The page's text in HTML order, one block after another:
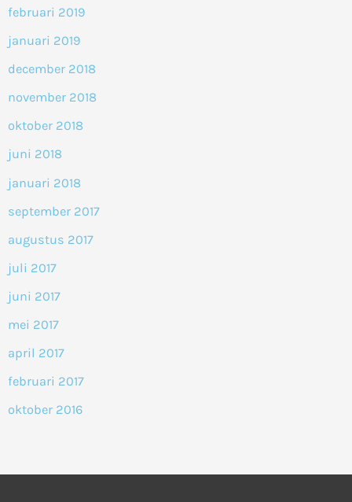
februari 2019
januari 2019
december 2018
november 2018
oktober 2018
juni 2018
januari 2018
september 2017
augustus 2017
juli 2017
juni 2017
mei 2017
april 2017
februari 2017
oktober 2016